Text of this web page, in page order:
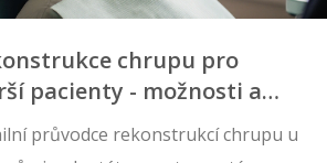
chrupu pro
pacienty - možnosti a
průvodce rekonstrukcí chrupu u